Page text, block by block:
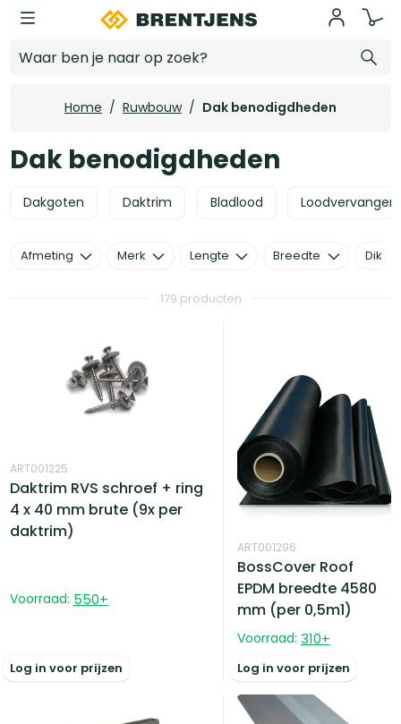
Ga naar hoofdinhoud
Home / Ruwbouw / Dak benodigdheden
Dak benodigdheden
Dakgoten Daktrim Bladlood Loodvervangers
179 producten
ART001225
Daktrim RVS schroef + ring
4 x 40 mm brute (9x per
daktrim)
Voorraad: 550+
Log in voor prijzen
ART001296
BossCover Roof
EPDM breedte 4580
mm (per 0,5m1)
Voorraad: 310+
Log in voor prijzen
Afmeting Merk Lengte Breedte Dikte